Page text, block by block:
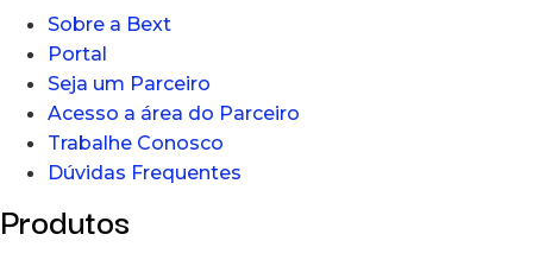
Sobre a Bext
Portal
Seja um Parceiro
Acesso a área do Parceiro
Trabalhe Conosco
Dúvidas Frequentes
Produtos